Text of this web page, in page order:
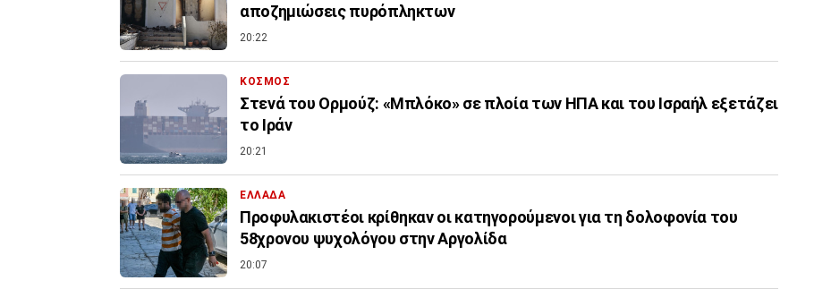
αποζημιώσεις πυρόπληκτων
20:22
ΚΟΣΜΟΣ
Στενά του Ορμούζ: «Μπλόκο» σε πλοία των ΗΠΑ και του Ισραήλ εξετάζει
το Ιράν
20:21
ΕΛΛΑΔΑ
Προφυλακιστέοι κρίθηκαν οι κατηγορούμενοι για τη δολοφονία του
58χρονου ψυχολόγου στην Αργολίδα
20:07